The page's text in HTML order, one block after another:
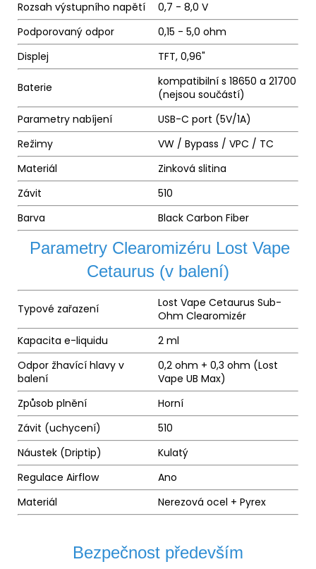
Rozsah výstupního napětí
0,7 - 8,0 V
Podporovaný odpor
0,15 - 5,0 ohm
Displej
TFT, 0,96"
Baterie
kompatibilní s 18650 a 21700
(nejsou součástí)
Parametry nabíjení
USB-C port (5V/1A)
Režimy
VW / Bypass / VPC / TC
Materiál
Zinková slitina
Závit
510
Barva
Black Carbon Fiber
Parametry Clearomizéru Lost Vape
Cetaurus (v balení)
Typové zařazení
Lost Vape Cetaurus Sub-
Ohm Clearomizér
Kapacita e-liquidu
2 ml
Odpor žhavící hlavy v
balení
0,2 ohm + 0,3 ohm (Lost
Vape UB Max)
Způsob plnění
Horní
Závit (uchycení)
510
Náustek (Driptip)
Kulatý
Regulace Airflow
Ano
Materiál
Nerezová ocel + Pyrex
Bezpečnost především